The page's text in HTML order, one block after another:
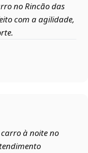
no Rincão das
com a agilidade,
à noite no